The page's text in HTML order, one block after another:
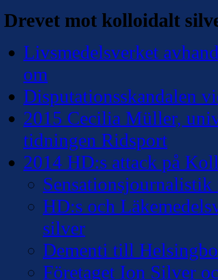
Drevet mot kolloidalt
Livsmedelsverket
om
Disputationsskandalen
2015 Cecilia Müller,
tidningen Ridsport
2014 HD:s attack på
HD:s och
silver
Dementi till
Företaget Ion Silver